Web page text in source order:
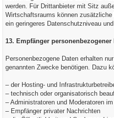
werden. Für Drittanbieter mit Sitz
Wirtschaftsraums können
ein geringeres Datenschutzniveau
13. Empfänger personenbezogener
Personenbezogene Daten erhalten
genannten Zwecke benötigen. Dazu
– der Hosting- und
– technisch oder organisatorisch
– Administratoren und Moderatoren
– Empfänger privater Nachrichten